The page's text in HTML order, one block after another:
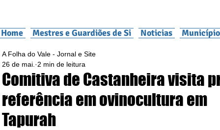
Home Mestres e Guardiões de Si Noticias
Comitiva de Castanheira visita
referência em ovinocultura em
Tapurah
A Folha do Vale - Jornal e Site
26 de mai.
2 min de leitura